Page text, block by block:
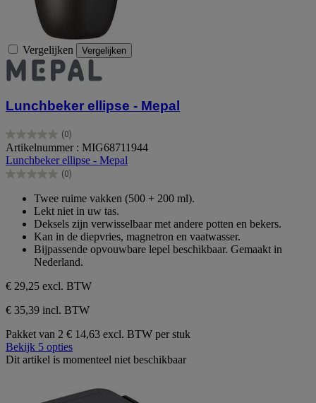
Vergelijken Vergelijken
Lunchbeker ellipse - Mepal
(0)
0.0
van
de
5
Artikelnummer : MIG68711944
Lunchbeker ellipse - Mepal
(0)
0.0
sterren.
Twee ruime vakken (500 + 200 ml).
Lekt niet in uw tas.
Deksels zijn verwisselbaar met andere potten en bekers.
Kan in de diepvries, magnetron en vaatwasser.
Bijpassende opvouwbare lepel beschikbaar. Gemaakt in
Nederland.
€ 29,25 excl. BTW
€ 35,39 incl. BTW
Pakket van 2 € 14,63 excl. BTW per stuk
Bekijk 5 opties
Dit artikel is momenteel niet beschikbaar